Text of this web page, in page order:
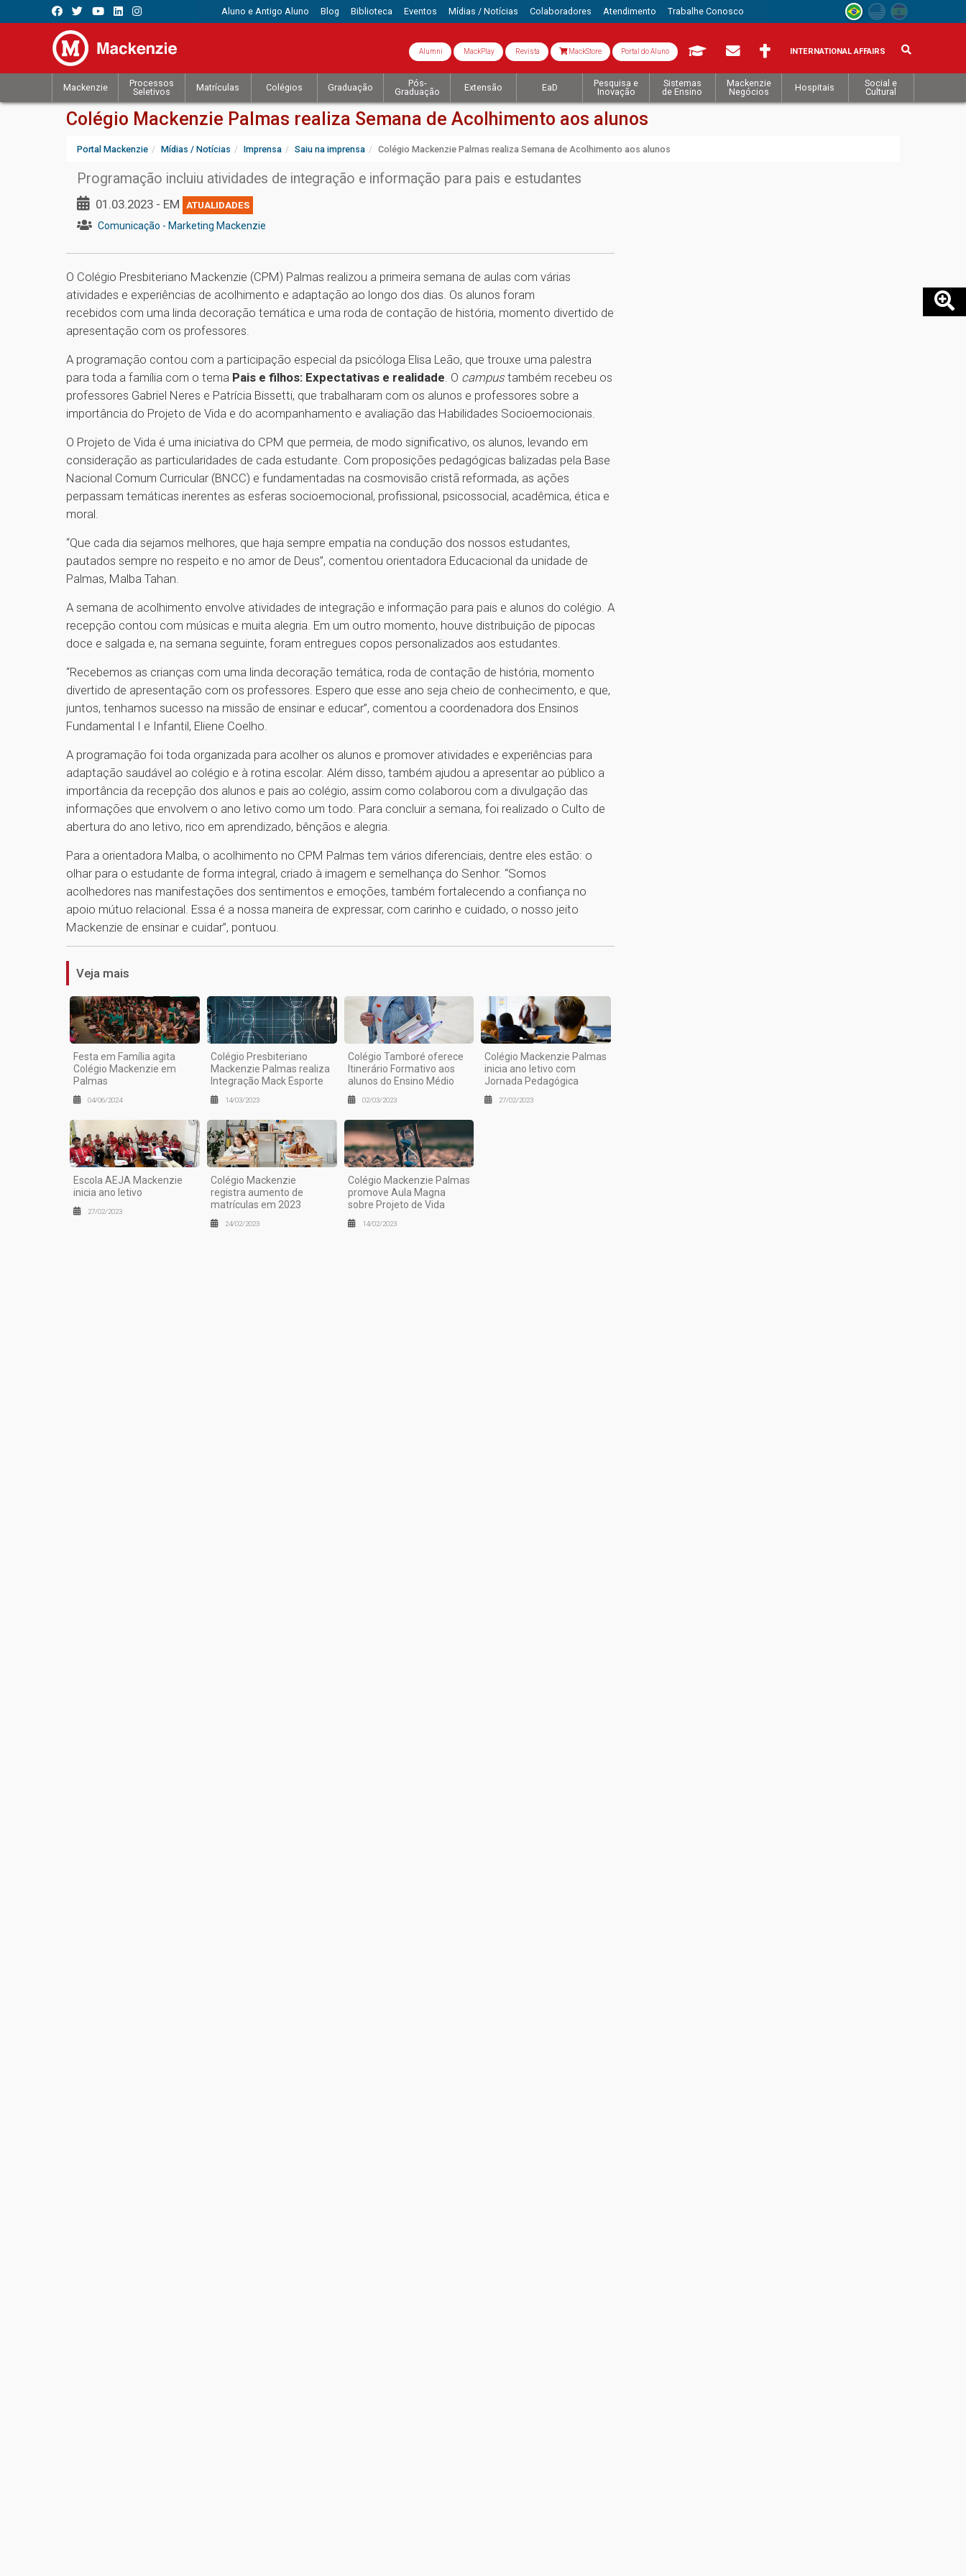
Aluno e Antigo Aluno Blog Biblioteca Eventos Mídias / Notícias Colaboradores Atendimento Trabalhe Conosco
Alumni MackPlay Revista MackStore Portal do Aluno INTERNATIONAL AFFAIRS
Mackenzie
Processos
Seletivos
Matrículas Colégios Graduação
Pós-
Graduação
Extensão EaD
Pesquisa e
Inovação
Sistemas
de Ensino
Mackenzie
Negócios
Hospitais
Social e
Cultural
Colégio Mackenzie Palmas realiza Semana de Acolhimento aos alunos
Portal Mackenzie Mídias / Notícias Imprensa Saiu na imprensa Colégio Mackenzie Palmas realiza Semana de Acolhimento aos alunos
Programação incluiu atividades de integração e informação para pais e estudantes
01.03.2023 - EM ATUALIDADES
Comunicação - Marketing Mackenzie
O Colégio Presbiteriano Mackenzie (CPM) Palmas realizou a primeira semana de aulas com várias
atividades e experiências de acolhimento e adaptação ao longo dos dias. Os alunos foram
recebidos com uma linda decoração temática e uma roda de contação de história, momento divertido de
apresentação com os professores.
A programação contou com a participação especial da psicóloga Elisa Leão, que trouxe uma palestra
para toda a família com o tema Pais e filhos: Expectativas e realidade. O campus também recebeu os
professores Gabriel Neres e Patrícia Bissetti, que trabalharam com os alunos e professores sobre a
importância do Projeto de Vida e do acompanhamento e avaliação das Habilidades Socioemocionais.
O Projeto de Vida é uma iniciativa do CPM que permeia, de modo significativo, os alunos, levando em
consideração as particularidades de cada estudante. Com proposições pedagógicas balizadas pela Base
Nacional Comum Curricular (BNCC) e fundamentadas na cosmovisão cristã reformada, as ações
perpassam temáticas inerentes as esferas socioemocional, profissional, psicossocial, acadêmica, ética e
moral.
“Que cada dia sejamos melhores, que haja sempre empatia na condução dos nossos estudantes,
pautados sempre no respeito e no amor de Deus”, comentou orientadora Educacional da unidade de
Palmas, Malba Tahan.
A semana de acolhimento envolve atividades de integração e informação para pais e alunos do colégio. A
recepção contou com músicas e muita alegria. Em um outro momento, houve distribuição de pipocas
doce e salgada e, na semana seguinte, foram entregues copos personalizados aos estudantes.
“Recebemos as crianças com uma linda decoração temática, roda de contação de história, momento
divertido de apresentação com os professores. Espero que esse ano seja cheio de conhecimento, e que,
juntos, tenhamos sucesso na missão de ensinar e educar”, comentou a coordenadora dos Ensinos
Fundamental I e Infantil, Eliene Coelho.
A programação foi toda organizada para acolher os alunos e promover atividades e experiências para
adaptação saudável ao colégio e à rotina escolar. Além disso, também ajudou a apresentar ao público a
importância da recepção dos alunos e pais ao colégio, assim como colaborou com a divulgação das
informações que envolvem o ano letivo como um todo. Para concluir a semana, foi realizado o Culto de
abertura do ano letivo, rico em aprendizado, bênçãos e alegria.
Para a orientadora Malba, o acolhimento no CPM Palmas tem vários diferenciais, dentre eles estão: o
olhar para o estudante de forma integral, criado à imagem e semelhança do Senhor. “Somos
acolhedores nas manifestações dos sentimentos e emoções, também fortalecendo a confiança no
apoio mútuo relacional. Essa é a nossa maneira de expressar, com carinho e cuidado, o nosso jeito
Mackenzie de ensinar e cuidar”, pontuou.
Veja mais
Festa em Família agita
Colégio Mackenzie em
Palmas
04/06/2024
Colégio Presbiteriano
Mackenzie Palmas realiza
Integração Mack Esporte
14/03/2023
Colégio Tamboré oferece
Itinerário Formativo aos
alunos do Ensino Médio
02/03/2023
Colégio Mackenzie Palmas
inicia ano letivo com
Jornada Pedagógica
27/02/2023
Escola AEJA Mackenzie
inicia ano letivo
27/02/2023
Colégio Mackenzie
registra aumento de
matrículas em 2023
24/02/2023
Colégio Mackenzie Palmas
promove Aula Magna
sobre Projeto de Vida
14/02/2023